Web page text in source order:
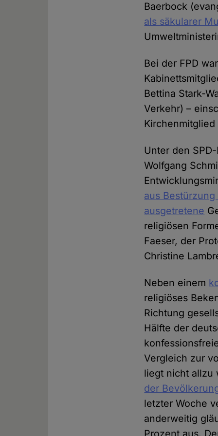
Baerbock
als säkularer
Bei der FPD
Bettina Stark-
Verkehr) –
Kirchenmitglied
Unter den
Wolfgang
aus
ausgetretene
religiösen
Faeser, der
Christine
Neben einem
religiöses
Richtung
Hälfte der
Vergleich zur
liegt nicht allzu
der
letzter Woche
anderweitig